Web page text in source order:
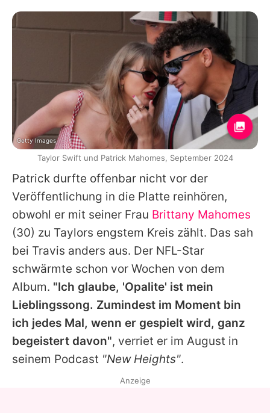
Patrick durfte offenbar nicht vor der
Veröffentlichung in die Platte reinhören,
obwohl er mit seiner Frau Brittany Mahomes
(30) zu Taylors engstem Kreis zählt. Das sah
bei Travis anders aus. Der NFL-Star
schwärmte schon vor Wochen von dem
Album. "Ich glaube, 'Opalite' ist mein
Lieblingssong. Zumindest im Moment bin
ich jedes Mal, wenn er gespielt wird, ganz
begeistert davon", verriet er im August in
seinem Podcast "New Heights".
Getty Images
Taylor Swift und Patrick Mahomes, September 2024
Anzeige